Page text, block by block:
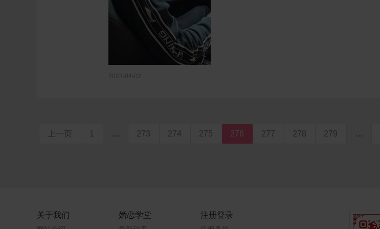
2023-04-02
上一页 1 … 273 274 275 276 277 278 279 …
关于我们 婚恋学堂 注册登录